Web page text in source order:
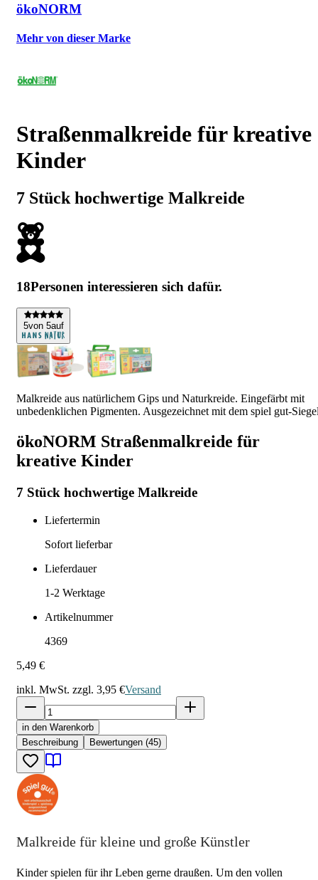
ökoNORM
Mehr von dieser Marke
Straßenmalkreide für kreative
Kinder
7 Stück hochwertige Malkreide
18Personen interessieren sich dafür.
5von 5auf
Malkreide aus natürlichem Gips und Naturkreide. Eingefärbt mit
unbedenklichen Pigmenten. Ausgezeichnet mit dem spiel gut-
ökoNORM Straßenmalkreide für
kreative Kinder
7 Stück hochwertige Malkreide
Liefertermin
Sofort lieferbar
Lieferdauer
1-2 Werktage
Artikelnummer
4369
5,49 €
inkl. MwSt. zzgl. 3,95 €Versand
in den Warenkorb
Beschreibung
Bewertungen (45)
Malkreide für kleine und große Künstler
Kinder spielen für ihr Leben gerne draußen. Um den vollen